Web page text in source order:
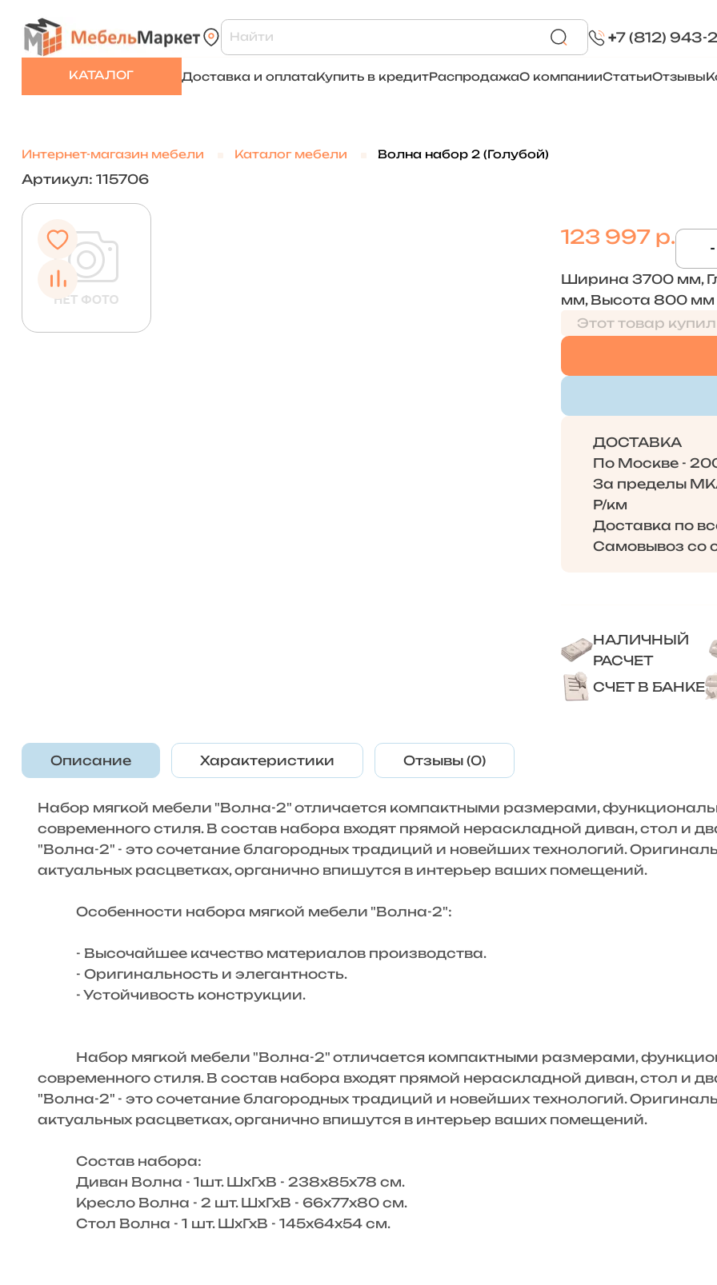
+7 (812) 943-
КАТАЛОГ Доставка и оплатаКупить в кредитРаспродажаО компанииСтатьиОтзывы
Интернет-магазин мебели Каталог мебели Волна набор 2 (Голубой)
Артикул: 115706
123 997 р. -
Ширина 3700 мм,
мм, Высота 800 мм
Этот товар
ДОСТАВКА
По Москве -
За пределы
Р/км
Доставка по
Самовывоз со
НАЛИЧНЫЙ
РАСЧЕТ
СЧЕТ В БАНКЕ
Описание Характеристики Отзывы (0)
Набор мягкой мебели "Волна-2" отличается компактными размерами,
современного стиля. В состав набора входят прямой нераскладной диван, стол и
"Волна-2" - это сочетание благородных традиций и новейших технологий.
актуальных расцветках, органично впишутся в интерьер ваших помещений.
Особенности набора мягкой мебели "Волна-2":
- Высочайшее качество материалов производства.
- Оригинальность и элегантность.
- Устойчивость конструкции.
Набор мягкой мебели "Волна-2" отличается компактными размерами,
современного стиля. В состав набора входят прямой нераскладной диван, стол и
"Волна-2" - это сочетание благородных традиций и новейших технологий.
актуальных расцветках, органично впишутся в интерьер ваших помещений.
Состав набора:
Диван Волна - 1шт. ШхГхВ - 238х85х78 см.
Кресло Волна - 2 шт. ШхГхВ - 66х77х80 см.
Стол Волна - 1 шт. ШхГхВ - 145х64х54 см.